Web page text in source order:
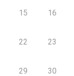
15 16
22 23
29 30